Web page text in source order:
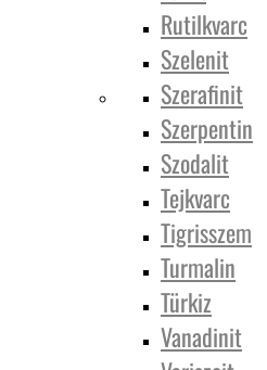
Rutilkvarc
Szelenit
Szerafinit
Szerpentin
Szodalit
Tejkvarc
Tigrisszem
Turmalin
Türkiz
Vanadinit